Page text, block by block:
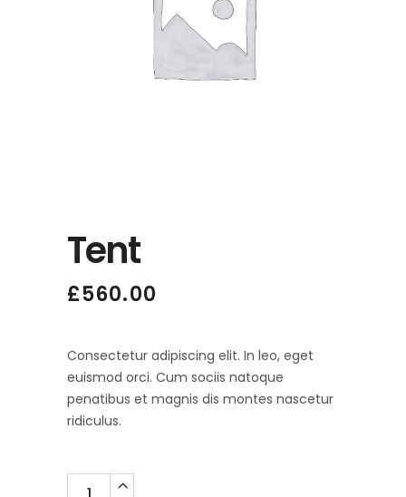
Tent
£560.00
Consectetur adipiscing elit. In leo, eget
euismod orci. Cum sociis natoque
penatibus et magnis dis montes nascetur
ridiculus.
Quantity